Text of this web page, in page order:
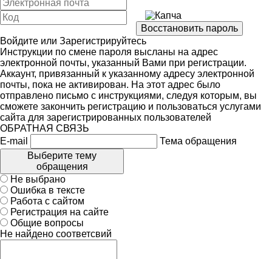
Войдите или Зарегистрируйтесь
Инструкции по смене пароля высланы на адрес
электронной почты, указанный Вами при регистрации.
Аккаунт, привязанный к указанному адресу электронной
почты, пока не активирован. На этот адрес было
отправлено письмо с инструкциями, следуя которым, вы
сможете закончить регистрацию и пользоваться услугами
сайта для зарегистрированных пользователей
ОБРАТНАЯ СВЯЗЬ
E-mail
Тема обращения
Выберите тему
обращения
Не выбрано
Ошибка в тексте
Работа с сайтом
Регистрация на сайте
Общие вопросы
Не найдено соответсвий